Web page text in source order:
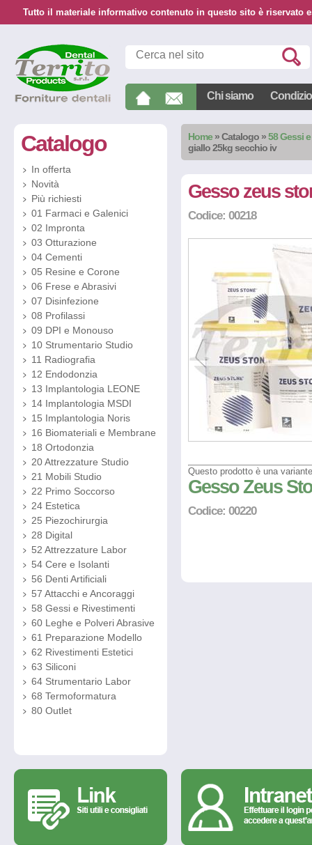
Tutto il materiale informativo contenuto in questo sito è riservato
Chi siamo
Home »Catalogo »58 Gessi
giallo 25kg secchio iv
Catalogo
In offerta
Novità
Più richiesti
01 Farmaci e Galenici
02 Impronta
03 Otturazione
04 Cementi
05 Resine e Corone
06 Frese e Abrasivi
07 Disinfezione
08 Profilassi
09 DPI e Monouso
10 Strumentario Studio
11 Radiografia
12 Endodonzia
13 Implantologia LEONE
14 Implantologia MSDI
15 Implantologia Noris
16 Biomateriali e Membrane
18 Ortodonzia
20 Attrezzature Studio
21 Mobili Studio
22 Primo Soccorso
24 Estetica
25 Piezochirurgia
28 Digital
52 Attrezzature Labor
54 Cere e Isolanti
56 Denti Artificiali
57 Attacchi e Ancoraggi
58 Gessi e Rivestimenti
60 Leghe e Polveri Abrasive
61 Preparazione Modello
62 Rivestimenti Estetici
63 Siliconi
64 Strumentario Labor
68 Termoformatura
80 Outlet
Gesso zeus
Codice: 00218
Questo prodotto è una
Gesso Zeus
Codice: 00220